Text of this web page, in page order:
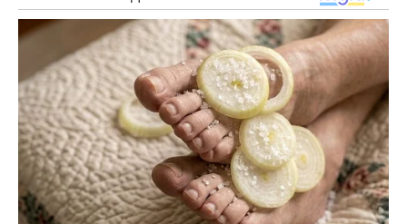
Ми зі своєю дружиною – опора один для одного. Я знаю,
що якщо б сталося навпаки, то моя дружина вчинила б
також, пішла б зі мною в невідомість, наплювавши на
думку батьків своїх.
Зате ми живемо, і нікому нічим не зобов’язані. Все, що у
нас є, зароблено нами.